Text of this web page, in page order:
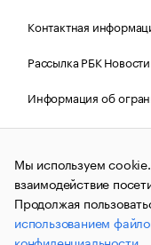
Контактная
Рассылка РБК Новости
Информация об
Правовая информация
© АО
и материалы
(зарегистрировано
связи,
коммуникаций
№ФС77-63848)
Мы используем
взаимодействие
Продолжая
использованием